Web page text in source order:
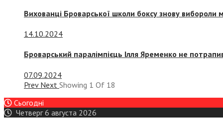
Вихованці Броварської школи боксу знову вибороли
14.10.2024
Броварський паралімпієць Ілля Яременко не
07.09.2024
Prev Next Showing 1 Of 18
Сьогодні
Четверг 6 августа 2026